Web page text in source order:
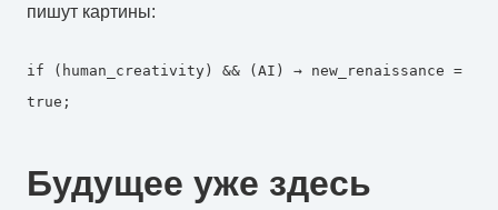
пишут картины:
if (human_creativity) && (AI) → new_renaissance =
true;
Будущее уже здесь